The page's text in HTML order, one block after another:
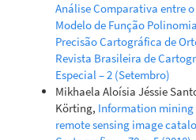
Análise Comparativa entre
Modelo de Função
Precisão Cartográfica de
Revista Brasileira de
Especial – 2 (Setembro)
Mikhaela Aloísia Jéssie
Körting, Information
remote sensing image